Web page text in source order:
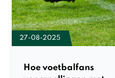
27-08-2025
Hoe voetbalfans